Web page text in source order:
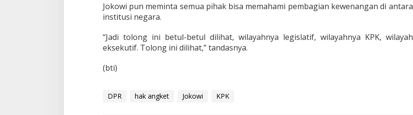
I
n
r
v
Jokowi pun meminta semua pihak bisa memahami pembagian kewenangan di antara
institusi negara.
“Jadi tolong ini betul-betul dilihat, wilayahnya legislatif, wilayahnya KPK, wilayah
eksekutif. Tolong ini dilihat,” tandasnya.
(bti)
DPR hak angket Jokowi KPK